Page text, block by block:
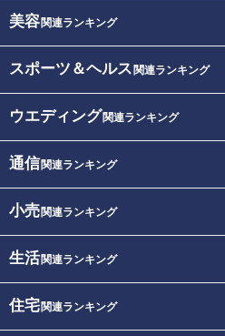
美容関連ランキング
スポーツ＆ヘルス 関連ランキング
ウエディング関連ランキング
通信関連ランキング
小売関連ランキング
生活関連ランキング
住宅関連ランキング